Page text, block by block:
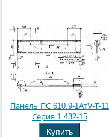
Панель ПС 610.9-1АтV-Т-11
Серия 1.432-15
Купить